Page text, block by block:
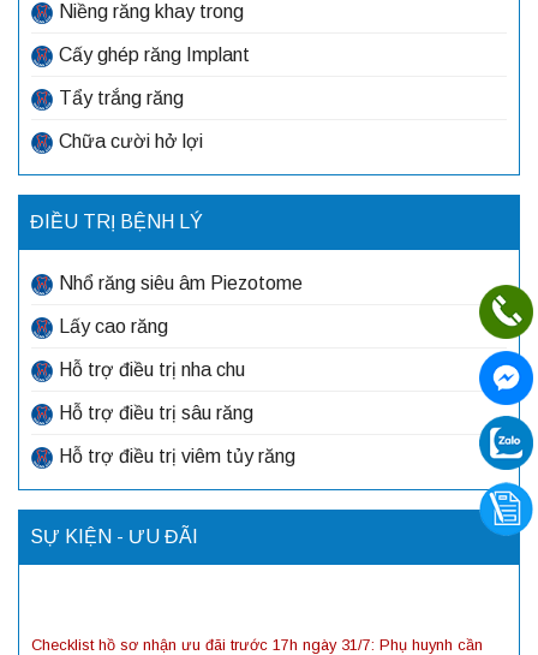
Niềng răng khay trong
Cấy ghép răng Implant
Tẩy trắng răng
Chữa cười hở lợi
ĐIỀU TRỊ BỆNH LÝ
Nhổ răng siêu âm Piezotome
Lấy cao răng
Hỗ trợ điều trị nha chu
Hỗ trợ điều trị sâu răng
Hỗ trợ điều trị viêm tủy răng
SỰ KIỆN - ƯU ĐÃI
Checklist hồ sơ nhận ưu đãi trước 17h ngày 31/7: Phụ huynh cần